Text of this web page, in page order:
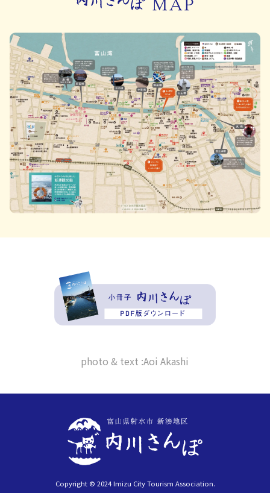
photo & text :Aoi Akashi
Copyright © 2024 Imizu City Tourism Association.